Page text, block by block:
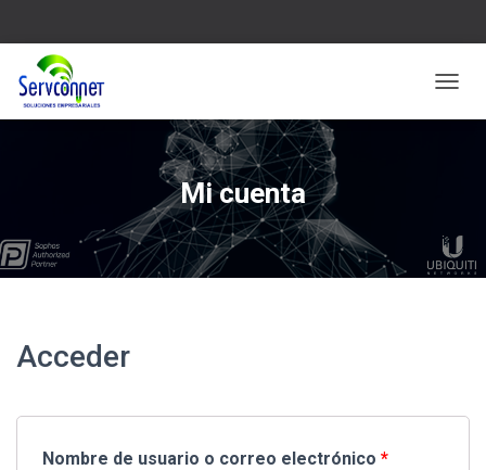
Mi cuenta
Acceder
Nombre de usuario o correo electrónico *